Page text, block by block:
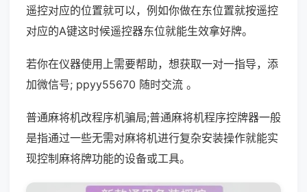
遥控对应的位置就可以，例如你做在东位置就按遥控
对应的A键这时候遥控器东位就能生效拿好牌。
若你在仪器使用上需要帮助，想获取一对一指导，添
加微信号; ppyy55670 随时交流 。
普通麻将机改程序机骗局;普通麻将机程序控牌器一般
是指通过一些无需对麻将机进行复杂安装操作就能实
现控制麻将牌功能的设备或工具。